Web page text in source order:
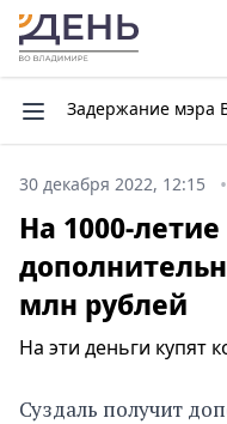
Задержание мэра
30 декабря 2022, 12:15
На 1000-
млн рублей
На эти деньги купят
Суздаль получит